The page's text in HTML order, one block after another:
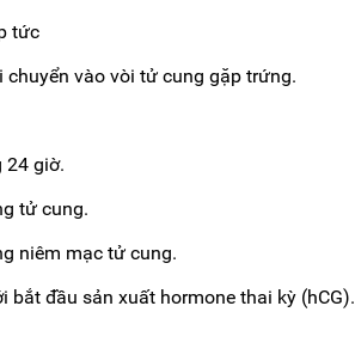
tức
vào vòi tử cung gặp trứng.
24 giờ.
tử cung.
niêm mạc tử cung.
bắt đầu sản xuất hormone thai kỳ (hCG).